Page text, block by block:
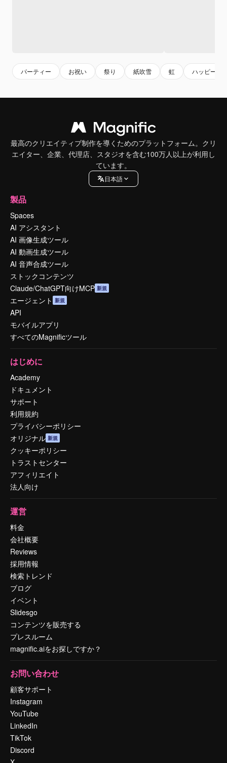
パーティー お祝い 祭り 紙吹雪 虹 ハッピー
最高のクリエイティブ制作を導くためのプラットフォーム。クリ
エイター、企業、代理店、スタジオを含む100万人以上が利用し
ています。
日本語
製品
Spaces
AI アシスタント
AI 画像生成ツール
AI 動画生成ツール
AI 音声合成ツール
ストックコンテンツ
Claude/ChatGPT向けMCP 新規
エージェント 新規
API
モバイルアプリ
すべてのMagnificツール
はじめに
Academy
ドキュメント
サポート
利用規約
プライバシーポリシー
オリジナル 新規
クッキーポリシー
トラストセンター
アフィリエイト
法人向け
運営
料金
会社概要
Reviews
採用情報
検索トレンド
ブログ
イベント
Slidesgo
コンテンツを販売する
プレスルーム
magnific.aiをお探しですか？
お問い合わせ
顧客サポート
Instagram
YouTube
LinkedIn
TikTok
Discord